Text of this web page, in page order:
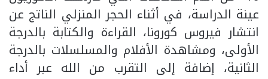
عينة الدراسة، في أثناء الحجر المنزلي الناتج عن
انتشار فيروس كورونا، القراءة والكتابة بالدرجة
الأولى، ومشاهدة الأفلام والمسلسلات بالدرجة
الثانية، إضافة إلى التقرب من الله عبر أداء